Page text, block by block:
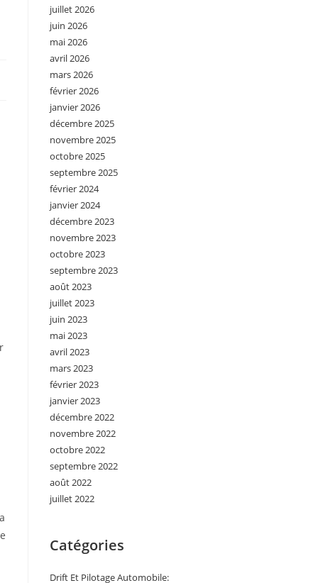
juillet 2026
juin 2026
mai 2026
avril 2026
mars 2026
février 2026
janvier 2026
décembre 2025
novembre 2025
octobre 2025
septembre 2025
février 2024
janvier 2024
décembre 2023
novembre 2023
octobre 2023
septembre 2023
août 2023
juillet 2023
juin 2023
mai 2023
avril 2023
mars 2023
février 2023
janvier 2023
décembre 2022
novembre 2022
octobre 2022
septembre 2022
août 2022
juillet 2022
Catégories
Drift Et Pilotage Automobile: